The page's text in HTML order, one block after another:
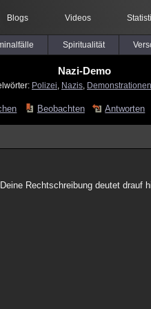
Blogs Videos
Spiritualität
Nazi-Demo
Polizei Nazis Demonstrationen
Beobachten Antworten
Rechtschreibung deutet